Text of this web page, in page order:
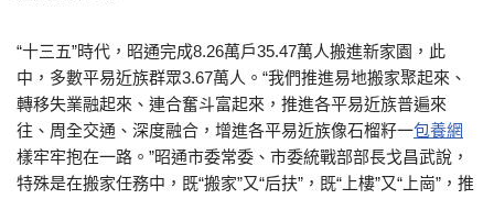
“十三五”時代，昭通完成8.26萬戶35.47萬人搬進新家園，此
中，多數平易近族群眾3.67萬人。“我們推進易地搬家聚起來、
轉移失業融起來、連合奮斗富起來，推進各平易近族普遍來
往、周全交通、深度融合，增進各平易近族像石榴籽一包養網
樣牢牢抱在一路。”昭通市委常委、市委統戰部部長戈昌武說，
特殊是在搬家任務中，既“搬家”又“后扶”，既“上樓”又“上崗”，推